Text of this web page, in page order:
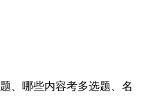
、哪些内容考多选题、名